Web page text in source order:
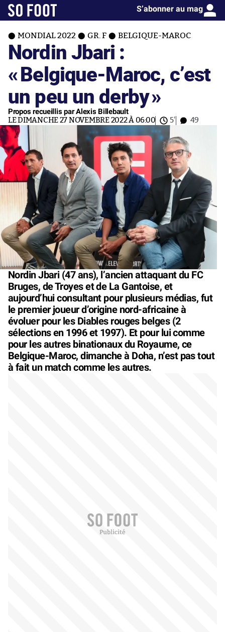
S’abonner au mag
MONDIAL 2022 GR. F BELGIQUE-MAROC
Nordin Jbari :
«Belgique-Maroc, c’est
un peu un derby»
Propos recueillis par Alexis Billebault
LE DIMANCHE 27 NOVEMBRE 2022 À 06:00 5' 49
Nordin Jbari (47 ans), l’ancien attaquant du FC
Bruges, de Troyes et de La Gantoise, et
aujourd’hui consultant pour plusieurs médias, fut
le premier joueur d’origine nord-africaine à
évoluer pour les Diables rouges belges (2
sélections en 1996 et 1997). Et pour lui comme
pour les autres binationaux du Royaume, ce
Belgique-Maroc, dimanche à Doha, n’est pas tout
à fait un match comme les autres.